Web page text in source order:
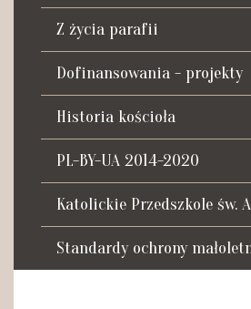
Zwiedzanie kościoła i
kustosz-przewodnik
Roman Postek + 48 667
Parafia św. Piotra z
i św. Antoniego z
Tadeusza Kościuszki
07-100 Węgrów
e-mail:rkosk@op.pl;
Numer konta:
59 9236 0008 0012 8645
Z życia parafii
Dofinansowania - projekty
Historia kościoła
PL-BY-UA 2014-2020
Katolickie Przedszkole św.
Standardy ochrony